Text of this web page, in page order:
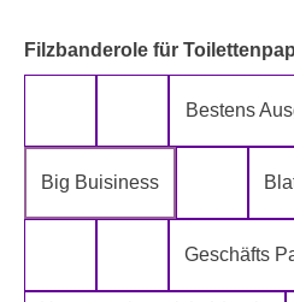
Filzbanderole für
5-Lagig ich kann´s mir
Alter spielt keine
Bestens
Big Buisiness
Bitte
Fugen Reiniger
Fürn Arsch
Geschäfts